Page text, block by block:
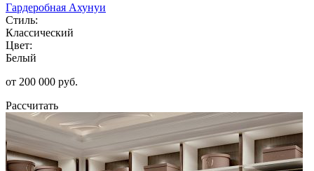
Гардеробная Ахунуи
Стиль:
Классический
Цвет:
Белый
от 200 000 руб.
Рассчитать